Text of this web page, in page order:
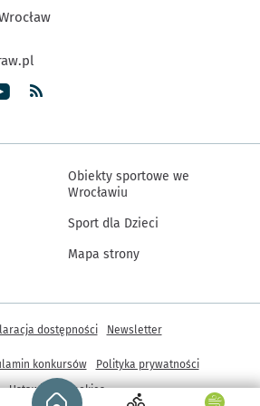
Strona główna - wroclaw.pl
Obiekty sportowe we
Wrocławiu
Sport dla Dzieci
Mapa strony
dostępności Newsletter
konkursów
Polityka prywatności
Ustawienia cookies